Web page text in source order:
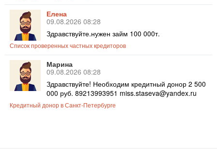
Елена
09.08.2026 08:28
Здравствуйте.нужен займ 100 000т.
Список проверенных частных кредиторов
Марина
09.08.2026 08:28
Здравствуйте! Необходим кредитный донор 2 500
000 руб. 89213993951 miss.staseva@yandex.ru
Кредитный донор в Санкт-Петербурге